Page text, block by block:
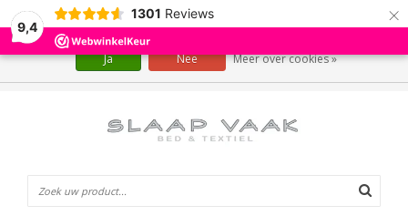
9,4
1301 Reviews ×
Wij slaan cookies op om onze website te verbeteren. Is dat akkoord?
Ja Nee Meer over cookies »